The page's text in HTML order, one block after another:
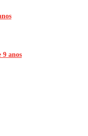
9 anos